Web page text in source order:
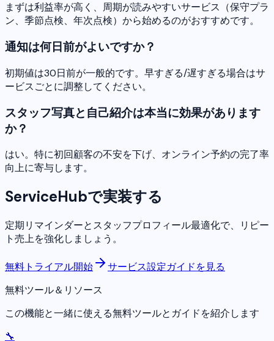
まずは利益率が高く、周期が読みやすいサービス（保守プラ
ン、季節点検、年次点検）から始めるのがおすすめです。
通知は何日前がよいですか？
初期値は30日前が一般的です。早すぎる/遅すぎる場合はサ
ービスごとに調整してください。
スタッフ写真と自己紹介は本当に効果があります
か？
はい。特に初回顧客の不安を下げ、オンライン予約の完了率
向上に寄与します。
ServiceHubで実装する
定期リマインダーとスタッフプロフィール最適化で、リピー
ト売上を強化しましょう。
無料トライアル開始
サービス設定ガイドを見る
無料ツール＆リソース
この機能と一緒に使える無料ツールとガイドを紹介します
🔧